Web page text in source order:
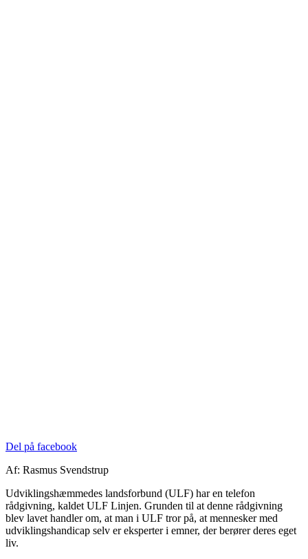
Del på facebook
Af: Rasmus Svendstrup
Udviklingshæmmedes landsforbund (ULF) har en telefon
rådgivning, kaldet ULF Linjen. Grunden til at denne rådgivning
blev lavet handler om, at man i ULF tror på, at mennesker med
udviklingshandicap selv er eksperter i emner, der berører deres eget
liv.